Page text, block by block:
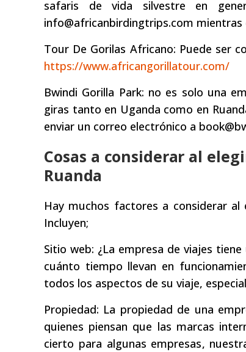
safaris de vida silvestre en
info@africanbirdingtrips.com
Tour De Gorilas Africano: Puede ser
https://www.africangorillatour.com/
Bwindi Gorilla Park: no es solo una
giras tanto en Uganda como en
enviar un correo electrónico a
Cosas a considerar al
Ruanda
Hay muchos factores a considerar al
Incluyen;
Sitio web: ¿La empresa de viajes
cuánto tiempo llevan en
todos los aspectos de su viaje,
Propiedad: La propiedad de una
quienes piensan que las marcas
cierto para algunas empresas,